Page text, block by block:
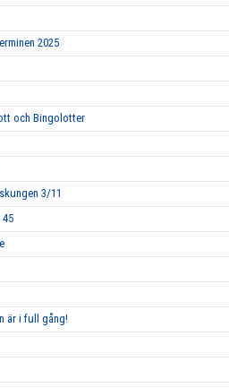
2025
och Bingolotter
3/11
är i full gång!